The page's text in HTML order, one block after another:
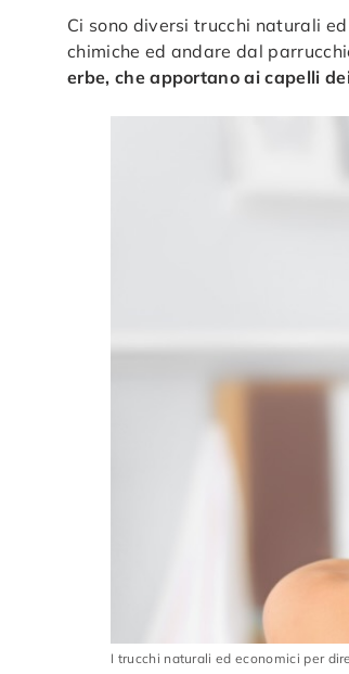
Ci sono diversi trucchi naturali
chimiche ed andare dal
erbe, che apportano ai capelli
I trucchi naturali ed economici per